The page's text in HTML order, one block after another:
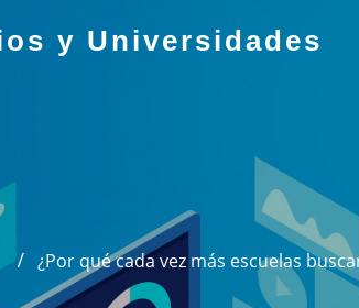
y Universidades
¿Por qué cada vez más escuelas